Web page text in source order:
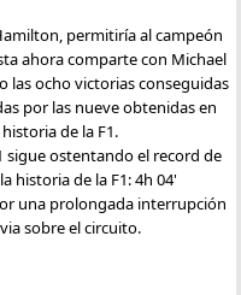
permitiría al campeón
ahora comparte con Michael
las ocho victorias conseguidas
por las nueve obtenidas en
de la F1.
sigue ostentando el record de
historia de la F1: 4h 04'
una prolongada interrupción
sobre el circuito.